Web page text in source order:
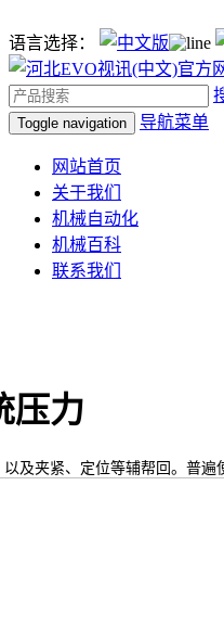
语言选择：
Toggle navigation 导航菜单
网站首页
关于我们
机械自动化
机械百科
联系我们
压力
夹紧、定位等辅帮回。普遍